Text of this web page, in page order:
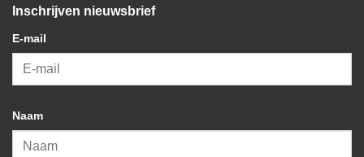
Inschrijven nieuwsbrief
E-mail
Naam